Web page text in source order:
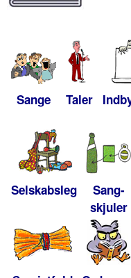
Sange Taler
Selskabsleg
Sang-
skjuler